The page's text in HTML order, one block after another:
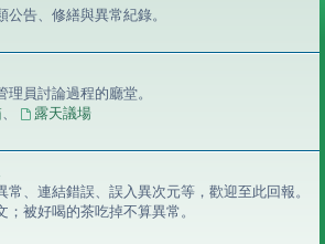
公告、修繕與異常紀錄。
理員討論過程的廳堂。
、
露天議場
常、連結錯誤、誤入異次元等，歡迎至此回報。
； 被好喝的茶吃掉不算異常。